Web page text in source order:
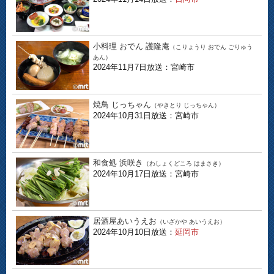
小料理 おでん 護隆庵 （こりょうり おでん ごりゅう
あん）
2024年11月7日放送：宮崎市
焼鳥 じっちゃん （やきとり じっちゃん）
2024年10月31日放送：宮崎市
和食処 浜咲き （わしょくどころ はまさき）
2024年10月17日放送：宮崎市
居酒屋あいうえお （いざかや あいうえお）
2024年10月10日放送： 延岡市